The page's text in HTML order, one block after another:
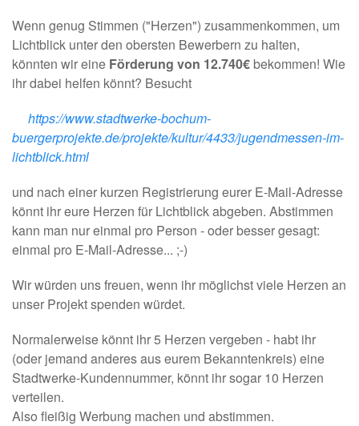
Wenn genug Stimmen ("Herzen") zusammenkommen, um
Lichtblick unter den obersten Bewerbern zu halten,
könnten wir eine Förderung von 12.740€ bekommen! Wie
ihr dabei helfen könnt? Besucht
https://www.stadtwerke-bochum-
buergerprojekte.de/projekte/kultur/4433/jugendmessen-im-
lichtblick.html
und nach einer kurzen Registrierung eurer E-Mail-Adresse
könnt ihr eure Herzen für Lichtblick abgeben. Abstimmen
kann man nur einmal pro Person - oder besser gesagt:
einmal pro E-Mail-Adresse... ;-)
Wir würden uns freuen, wenn ihr möglichst viele Herzen an
unser Projekt spenden würdet.
Normalerweise könnt ihr 5 Herzen vergeben - habt ihr
(oder jemand anderes aus eurem Bekanntenkreis) eine
Stadtwerke-Kundennummer, könnt ihr sogar 10 Herzen
verteilen.
Also fleißig Werbung machen und abstimmen.